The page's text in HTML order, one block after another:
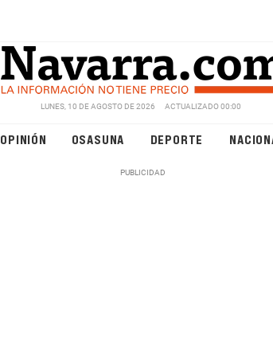
LUNES, 10 DE AGOSTO DE 2026 ACTUALIZADO 00:00
OPINIÓN OSASUNA DEPORTE